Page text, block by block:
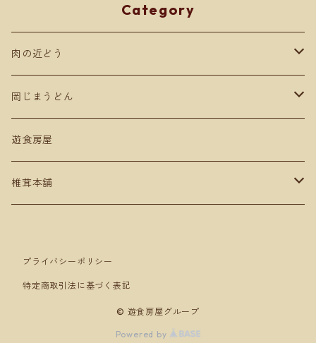
Category
肉の近どう
肉商品
岡じまうどん
ギフト贈答用
遊食房屋
椎茸本舗
プライバシーポリシー
特定商取引法に基づく表記
© 遊食房屋グループ
Powered by